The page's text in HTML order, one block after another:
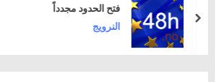
فتح الحدود مجدداً
النرويج next